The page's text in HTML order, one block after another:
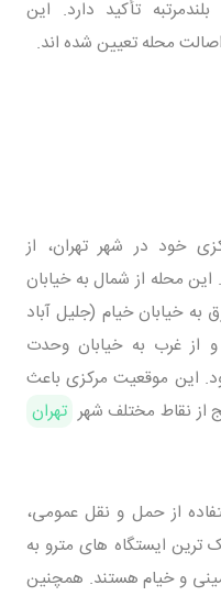
تأکید دارد. این
محله تعیین شده‌ اند.
خود در شهر تهران، از
محله از شمال به خیابان
به خیابان خیام (جلیل‌ آباد
از غرب به خیابان وحدت
این موقعیت مرکزی باعث
نقاط مختلف شهر تهران
از حمل و نقل عمومی،
ترین ایستگاه‌ های مترو به
و خیام هستند. همچنین